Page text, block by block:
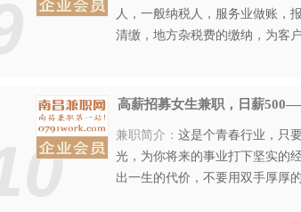
人，一般纳税人，服务业做账，
清缴，地方杂税费的缴纳，为客
10
高薪招募女生兼职，日薪
兼职简介： 这是个青春行业，只
光，为你将来的事业打下坚实的
出一生的代价，不要用双手厚厚